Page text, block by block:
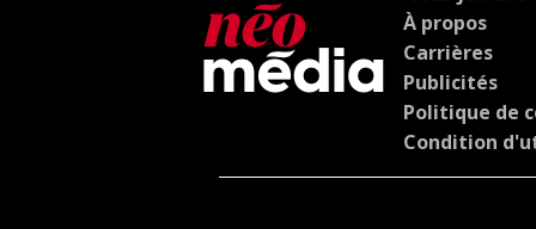
À propos
Carrières
Publicités
Politique de
Condition